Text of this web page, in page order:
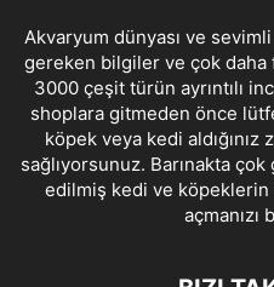
Akvaryum dünyası ve
gereken bilgiler ve çok daha
3000 çeşit türün ayrıntılı
shoplara gitmeden önce
köpek veya kedi aldığınız
sağlıyorsunuz. Barınakta
edilmiş kedi ve köpeklerin
açmanızı